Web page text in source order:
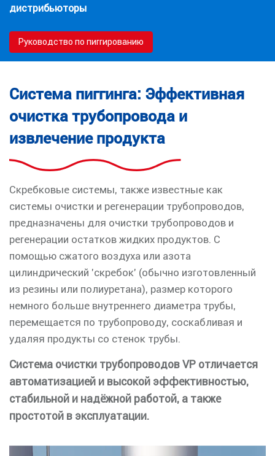
дистрибьюторы
Руководство по пиггированию
Система пиггинга: Эффективная
очистка трубопровода и
извлечение продукта
Скребковые системы, также известные как
системы очистки и регенерации трубопроводов,
предназначены для очистки трубопроводов и
регенерации остатков жидких продуктов. С
помощью сжатого воздуха или азота
цилиндрический 'скребок' (обычно изготовленный
из резины или полиуретана), размер которого
немного больше внутреннего диаметра трубы,
перемещается по трубопроводу, соскабливая и
удаляя продукты со стенок трубы.
Система очистки трубопроводов VP отличается
автоматизацией и высокой эффективностью,
стабильной и надёжной работой, а также
простотой в эксплуатации.